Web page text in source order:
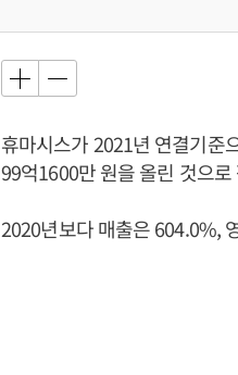
휴마시스가 2021년 연결기준
99억1600만 원을 올린 것으
2020년보다 매출은 604.0%,